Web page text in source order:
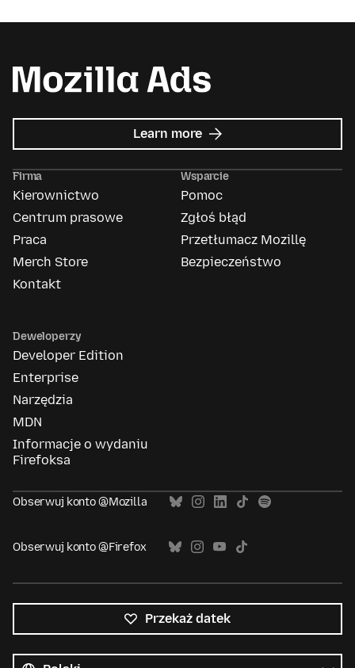
Learn more about
Mozilla
Firma
Kierownictwo
Centrum prasowe
Praca
Merch Store
Kontakt
Wsparcie
Pomoc
Zgłoś błąd
Przetłumacz Mozillę
Bezpieczeństwo
Deweloperzy
Developer Edition
Enterprise
Narzędzia
MDN
Informacje o wydaniu
Firefoksa
Obserwuj konto @Mozilla
Obserwuj konto @Firefox
Przekaż datek
języki
Język